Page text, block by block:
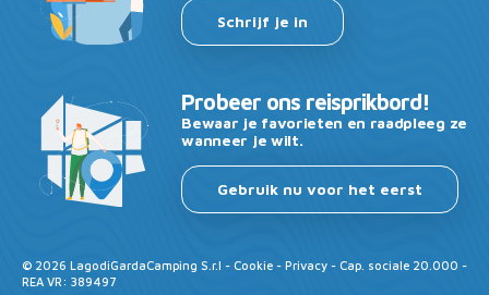
Schrijf je in
Probeer ons reisprikbord!
Bewaar je favorieten en raadpleeg ze
wanneer je wilt.
Gebruik nu voor het eerst
© 2026 LagodiGardaCamping S.r.l - Cookie - Privacy - Cap. sociale 20.000 -
REA VR: 389497